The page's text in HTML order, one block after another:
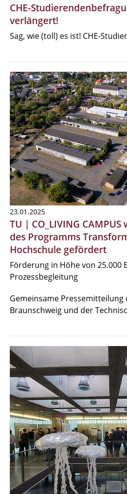
CHE-
verlängert!
Sag, wie (toll) es ist! CHE-
23.01.2025
TU | CO_LIVING
des Programms
Hochschule gefördert
Förderung in Höhe von 25.000
Prozessbegleitung
Gemeinsame Pressemitteilung
Braunschweig und der